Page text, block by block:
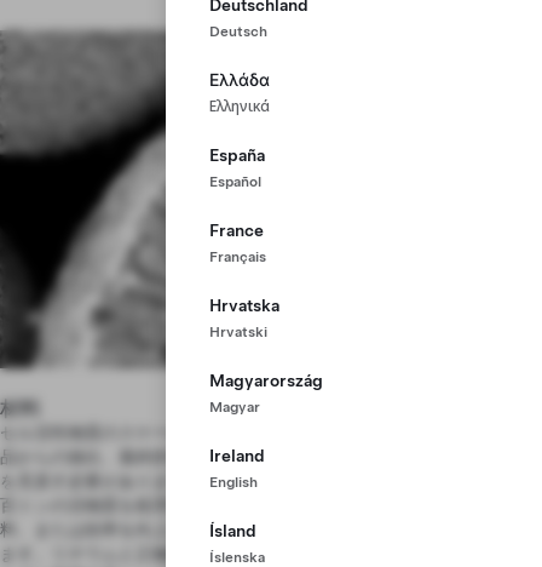
Deutschland
Deutsch
Ελλάδα
Ελληνικά
España
Español
France
Français
Hrvatska
Hrvatski
Magyarország
Magyar
Ireland
English
Ísland
Íslenska
材料
セル活性物質のスケールアップを成功させるには、採掘やリサイクル製
品からの抽出、最終的なセルの正極、負極材に加工するまでのプロセス
を見直す必要があります。将来、テラファクトリーでは1時間あたり数
百トンの活物質を処理することになります。そのため、エネルギー、材
料、または効率を向上させることは大きな利益をもたらすことに繋がり
ます。リチウムと正極材のプロセスを大幅に向上させ、低コストでエネ